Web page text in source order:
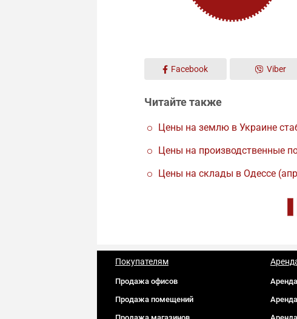
Facebook Viber
Читайте также
Цены на землю в Украине
Цены на производственные
Цены на склады в Одессе
Покупателям
Продажа офисов
Продажа помещений